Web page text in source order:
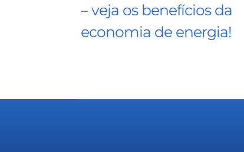
– veja os benefícios da
economia de energia!